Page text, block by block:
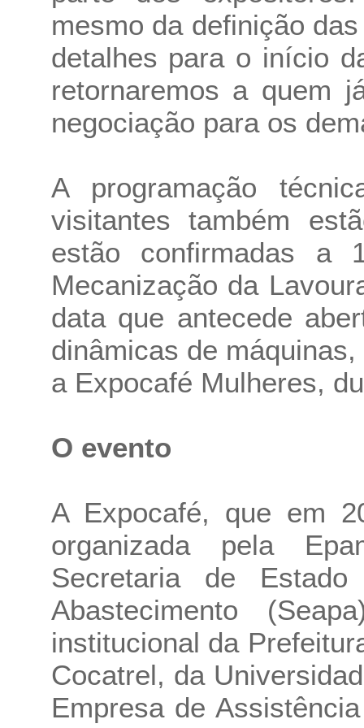
mesmo da definição
detalhes para o início
retornaremos a quem
negociação para os
A programação
visitantes também
estão confirmadas a
Mecanização da
data que antecede
dinâmicas de
a Expocafé Mulheres,
O evento
A Expocafé, que em
organizada pela
Secretaria de
Abastecimento
institucional da
Cocatrel, da
Empresa de